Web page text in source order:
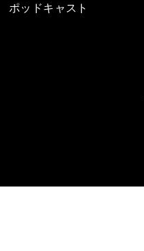
ポッドキャスト